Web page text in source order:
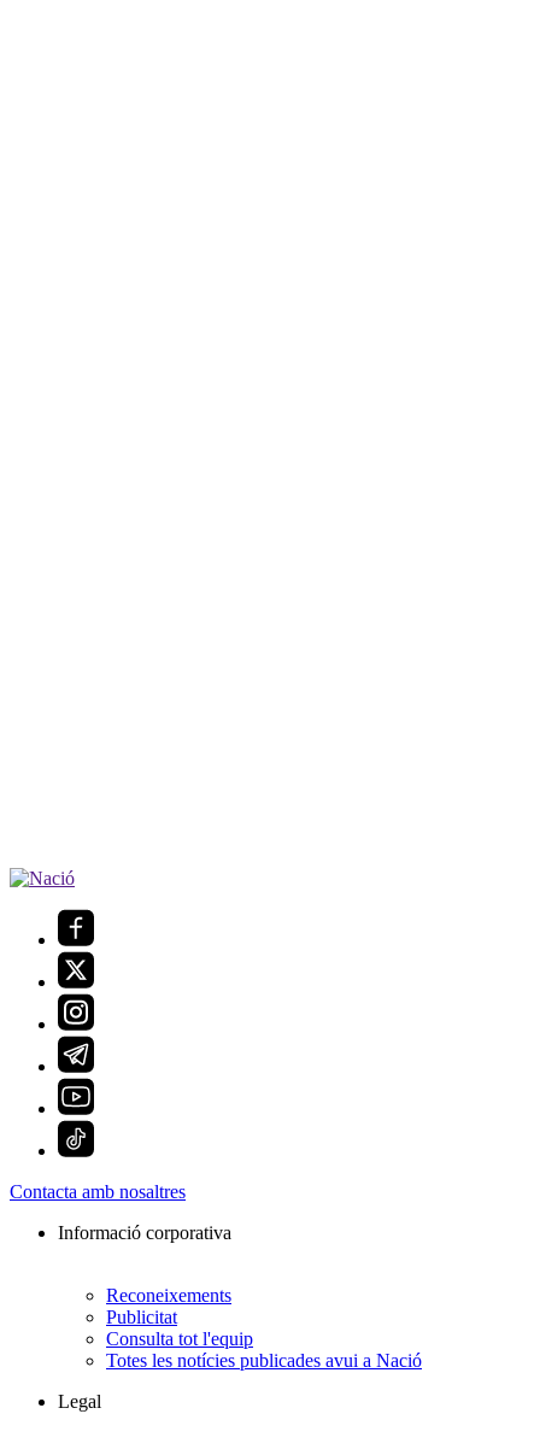
Contacta amb nosaltres
Informació corporativa
Reconeixements
Publicitat
Consulta tot l'equip
Totes les notícies publicades avui a Nació
Legal